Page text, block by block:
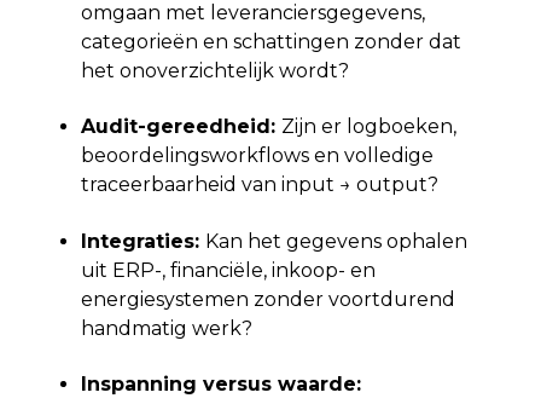
omgaan met leveranciersgegevens,
categorieën en schattingen zonder dat
het onoverzichtelijk wordt?
Audit-gereedheid: Zijn er logboeken,
beoordelingsworkflows en volledige
traceerbaarheid van input → output?
Integraties: Kan het gegevens ophalen
uit ERP-, financiële, inkoop- en
energiesystemen zonder voortdurend
handmatig werk?
Inspanning versus waarde: